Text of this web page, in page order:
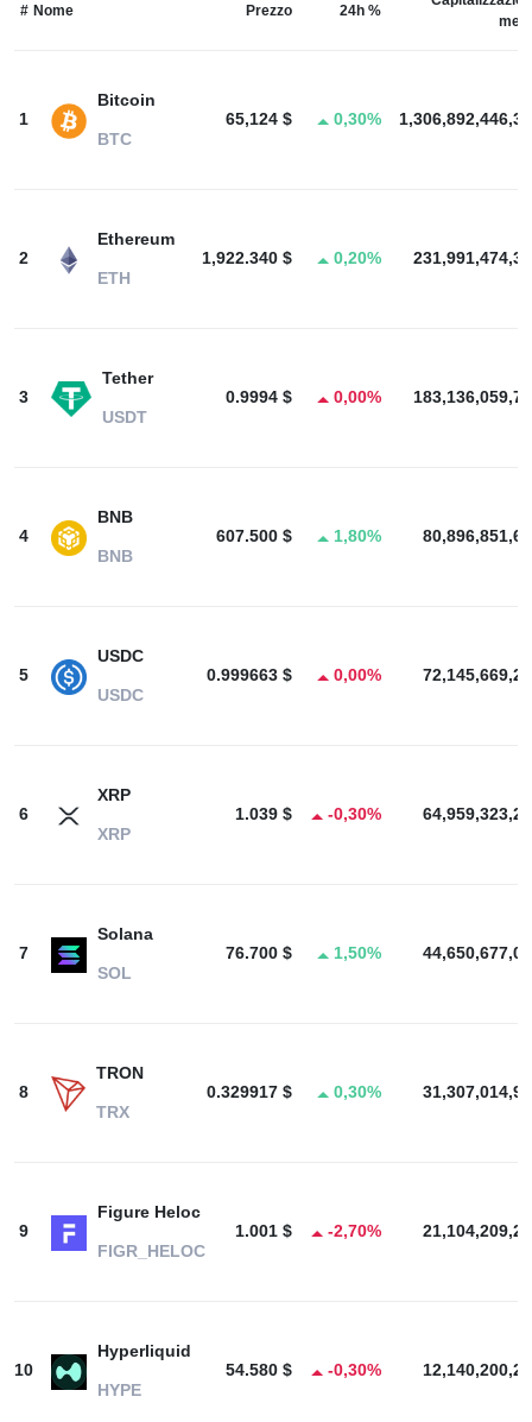
# Nome Prezzo 24h %
1
Bitcoin
BTC
65,124 $ 0,30%
2
Ethereum
ETH
1,922.340 $ 0,20%
3
Tether
USDT
0.9994 $ 0,00%
4
BNB
BNB
607.500 $ 1,80%
5
USDC
USDC
0.999663 $ 0,00%
6
XRP
XRP
1.039 $ -0,30%
7
Solana
SOL
76.700 $ 1,50%
8
TRON
TRX
0.329917 $ 0,30%
9
Figure Heloc
FIGR_HELOC
1.001 $ -2,70%
10
Hyperliquid
HYPE
54.580 $ -0,30%